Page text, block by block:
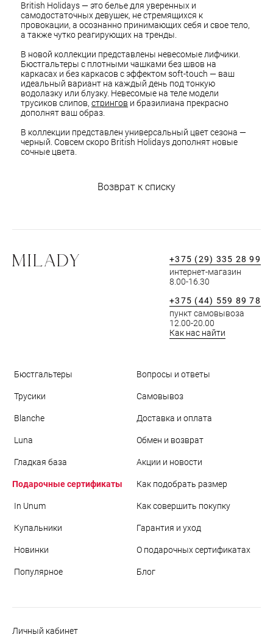
British Holidays — это белье для уверенных и
самодостаточных девушек, не стремящихся к
провокации, а осознанно принимающих себя и свое тело,
а также чутко реагирующих на тренды.
В новой коллекции представлены невесомые лифчики.
Бюстгальтеры с плотными чашками без швов на
каркасах и без каркасов с эффектом soft-touch — ваш
идеальный вариант на каждый день под тонкую
водолазку или блузку. Невесомые на теле модели
трусиков слипов, стрингов и бразилиана прекрасно
дополнят ваш образ.
В коллекции представлен универсальный цвет сезона —
черный. Совсем скоро British Holidays дополнят новые
сочные цвета.
Возврат к списку
+375 (29) 335 28 99
интернет-магазин
8.00-16.30
+375 (44) 559 89 78
пункт самовывоза
12.00-20.00
Как нас найти
Бюстгальтеры
Трусики
Blanche
Luna
Гладкая база
Подарочные сертификаты
In Unum
Купальники
Новинки
Популярное
Вопросы и ответы
Самовывоз
Доставка и оплата
Обмен и возврат
Акции и новости
Как подобрать размер
Как совершить покупку
Гарантия и уход
О подарочных сертификатах
Блог
Личный кабинет